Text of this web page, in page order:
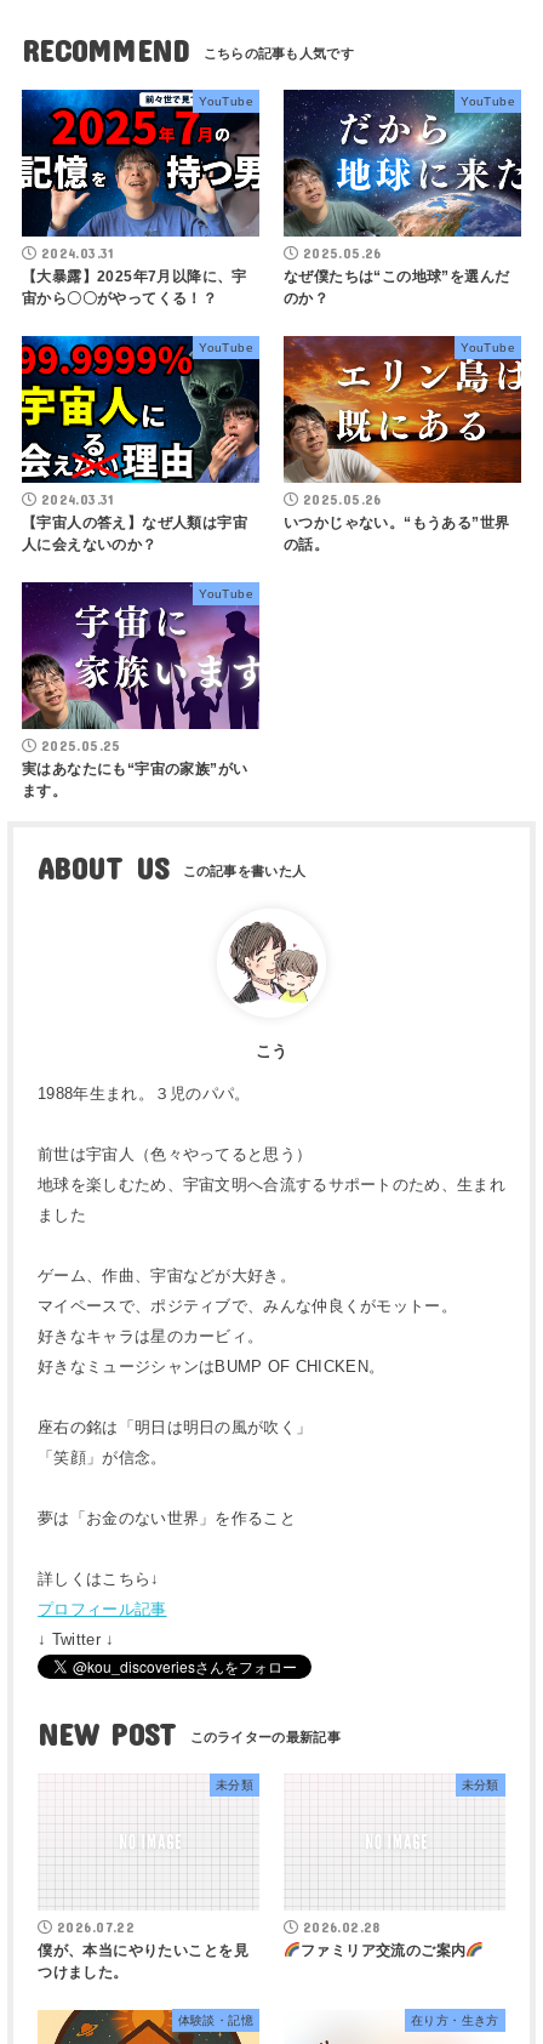
RECOMMEND
YouTube
2024.03.31
【大暴露】2025年7月以降に、宇
宙から〇〇がやってくる！？
YouTube
2025.05.26
なぜ僕たちは“この地球”を選んだ
のか？
YouTube
2024.03.31
【宇宙人の答え】なぜ人類は宇宙
人に会えないのか？
YouTube
2025.05.26
いつかじゃない。“もうある”世界
の話。
YouTube
2025.05.25
実はあなたにも“宇宙の家族”がい
ます。
ABOUT US
こう
1988年生まれ。３児のパパ。
前世は宇宙人（色々やってると思う）
地球を楽しむため、宇宙文明へ合流するサポートのため、生まれ
ました
ゲーム、作曲、宇宙などが大好き。
マイペースで、ポジティブで、みんな仲良くがモットー。
好きなキャラは星のカービィ。
好きなミュージシャンはBUMP OF CHICKEN。
座右の銘は「明日は明日の風が吹く」
「笑顔」が信念。
夢は「お金のない世界」を作ること
詳しくはこちら↓
プロフィール記事
↓ Twitter ↓
NEW POST
未分類
2026.07.22
僕が、本当にやりたいことを見
つけました。
未分類
2026.02.28
ファミリア交流のご案内
体験談・記憶 在り方・生き方